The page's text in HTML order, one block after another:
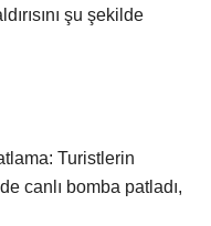
şu şekilde
Turistlerin
canlı bomba patladı,